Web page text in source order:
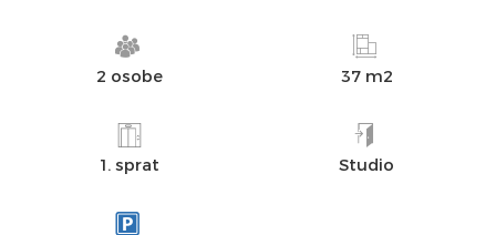
2 osobe 37 m2
1. sprat Studio